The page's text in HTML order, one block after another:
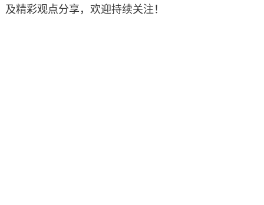
及精彩观点分享，欢迎持续关注！